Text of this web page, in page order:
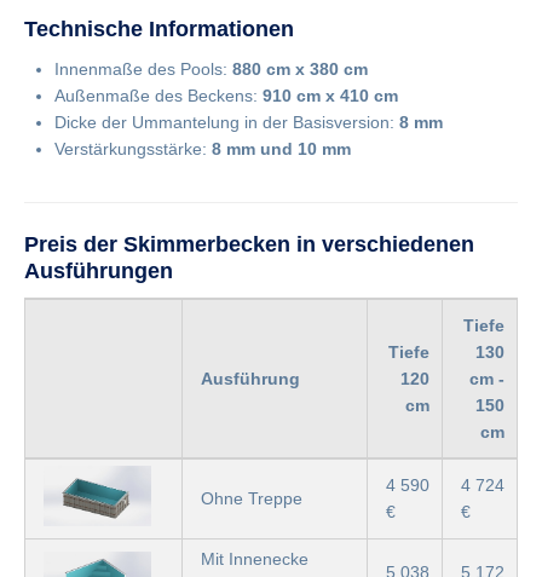
Technische Informationen
Innenmaße des Pools: 880 cm x 380 cm
Außenmaße des Beckens: 910 cm x 410 cm
Dicke der Ummantelung in der Basisversion: 8 mm
Verstärkungsstärke: 8 mm und 10 mm
Preis der Skimmerbecken in verschiedenen
Ausführungen
Ausführung
Tiefe
120
cm
Tiefe
130
cm -
150
cm
Ohne Treppe
4 590
€
4 724
€
Mit Innenecke
5 038 5 172